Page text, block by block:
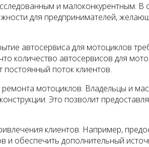
и малоконкурентным. В
для предпринимателей,
автосервиса для мотоциклов
количество автосервисов для
поток клиентов.
мотоциклов. Владельцы и
Это позволит
клиентов. Например,
обеспечить дополнительный